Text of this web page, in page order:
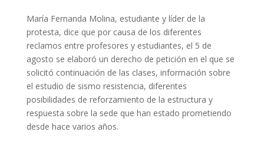
María Fernanda Molina, estudiante y líder de la
protesta, dice que por causa de los diferentes
reclamos entre profesores y estudiantes, el 5 de
agosto se elaboró un derecho de petición en el que se
solicitó continuación de las clases, información sobre
el estudio de sismo resistencia, diferentes
posibilidades de reforzamiento de la estructura y
respuesta sobre la sede que han estado prometiendo
desde hace varios años.